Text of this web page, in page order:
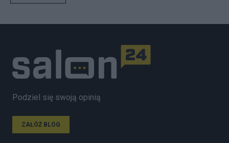
Podziel się swoją opinią
ZAŁÓŻ BLOG